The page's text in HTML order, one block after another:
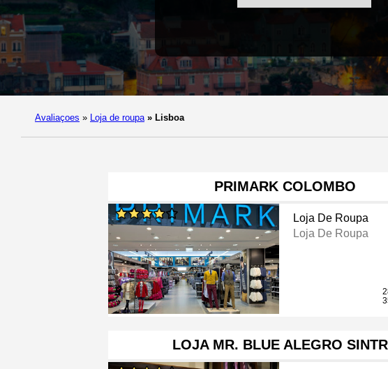
Avaliaçoes » Loja de roupa » Lisboa
PRIMARK COLOMBO
Loja De Roupa
Loja De Roupa
LOJA MR. BLUE ALEGRO